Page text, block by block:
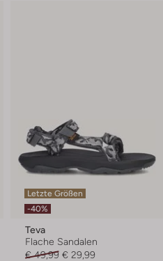
Letzte Größen
-40%
Teva
Flache Sandalen
€ 49,99 € 29,99